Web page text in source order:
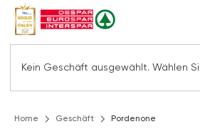
Home Geschäft Pordenone